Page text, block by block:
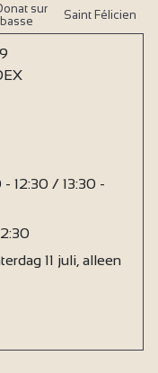
sur
Saint Félicien
12:30 / 13:30 -
11 juli, alleen